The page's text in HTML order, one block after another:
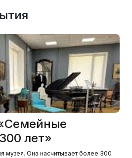
лет»
музея. Она насчитывает более 300